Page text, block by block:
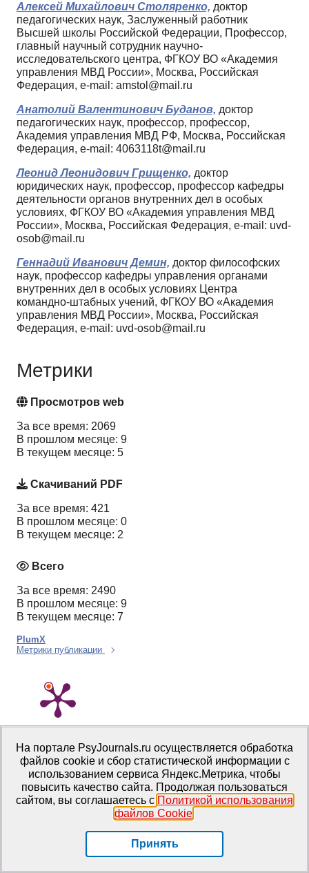
Алексей Михайлович Столяренко, доктор
педагогических наук, Заслуженный работник
Высшей школы Российской Федерации, Профессор,
главный научный сотрудник научно-
исследовательского центра, ФГКОУ ВО «Академия
управления МВД России», Москва, Российская
Федерация, e-mail: amstol@mail.ru
Анатолий Валентинович Буданов, доктор
педагогических наук, профессор, профессор,
Академия управления МВД РФ, Москва, Российская
Федерация, e-mail: 4063118t@mail.ru
Леонид Леонидович Грищенко, доктор
юридических наук, профессор, профессор кафедры
деятельности органов внутренних дел в особых
условиях, ФГКОУ ВО «Академия управления МВД
России», Москва, Российская Федерация, e-mail: uvd-
osob@mail.ru
Геннадий Иванович Демин, доктор философских
наук, профессор кафедры управления органами
внутренних дел в особых условиях Центра
командно-штабных учений, ФГКОУ ВО «Академия
управления МВД России», Москва, Российская
Федерация, e-mail: uvd-osob@mail.ru
Метрики
Просмотров web
За все время: 2069
В прошлом месяце: 9
В текущем месяце: 5
Скачиваний PDF
За все время: 421
В прошлом месяце: 0
В текущем месяце: 2
Всего
За все время: 2490
В прошлом месяце: 9
В текущем месяце: 7
PlumX
Метрики публикации
Цитирования
Указатели цитирований:
Статьи по теме
На портале PsyJournals.ru осуществляется обработка
файлов cookie и сбор статистической информации с
использованием сервиса Яндекс.Метрика, чтобы
повысить качество сайта. Продолжая пользоваться
сайтом, вы соглашаетесь с Политикой использования
файлов Cookie.
Принять